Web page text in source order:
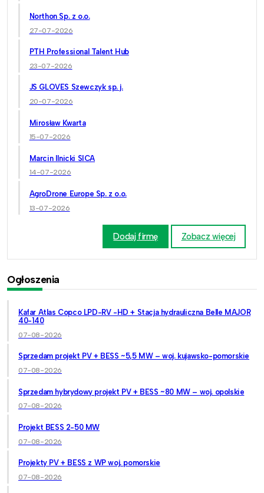
Northon Sp. z o.o.
27-07-2026
PTH Professional Talent Hub
23-07-2026
JS GLOVES Szewczyk sp. j.
20-07-2026
Mirosław Kwarta
15-07-2026
Marcin Ilnicki SICA
14-07-2026
AgroDrone Europe Sp. z o.o.
13-07-2026
Dodaj firmę Zobacz więcej
Ogłoszenia
Kafar Atlas Copco LPD-RV -HD + Stacja hydrauliczna Belle MAJOR
40-140
07-08-2026
Sprzedam projekt PV + BESS ~5,5 MW – woj. kujawsko-pomorskie
07-08-2026
Sprzedam hybrydowy projekt PV + BESS ~80 MW – woj. opolskie
07-08-2026
Projekt BESS 2-50 MW
07-08-2026
Projekty PV + BESS z WP woj. pomorskie
07-08-2026